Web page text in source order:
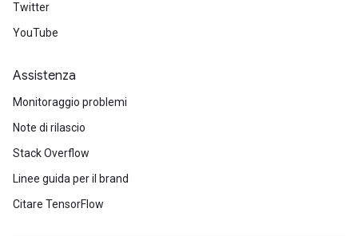
Twitter
YouTube
Assistenza
Monitoraggio problemi
Note di rilascio
Stack Overflow
Linee guida per il brand
Citare TensorFlow